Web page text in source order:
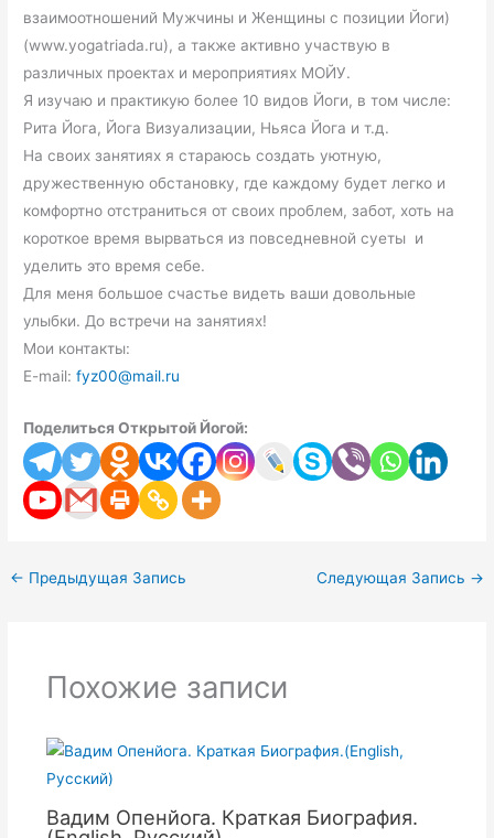
взаимоотношений Мужчины и Женщины с позиции Йоги)
(www.yogatriada.ru), а также активно участвую в
различных проектах и мероприятиях МОЙУ.
Я изучаю и практикую более 10 видов Йоги, в том числе:
Рита Йога, Йога Визуализации, Ньяса Йога и т.д.
На своих занятиях я стараюсь создать уютную,
дружественную обстановку, где каждому будет легко и
комфортно отстраниться от своих проблем, забот, хоть на
короткое время вырваться из повседневной суеты и
уделить это время себе.
Для меня большое счастье видеть ваши довольные
улыбки. До встречи на занятиях!
Мои контакты:
E-mail:fyz00@mail.ru
Поделиться Открытой Йогой:
← Предыдущая Запись Следующая Запись →
Похожие записи
Вадим Опенйога. Краткая Биография.